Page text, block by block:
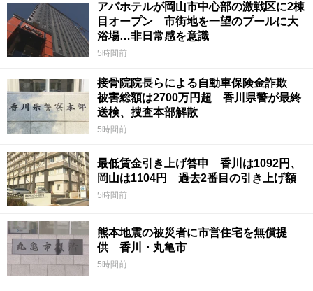
アパホテルが岡山市中心部の激戦区に2棟
目オープン 市街地を一望のプールに大
浴場…非日常感を意識
5時間前
接骨院院長らによる自動車保険金詐欺
被害総額は2700万円超 香川県警が最終
送検、捜査本部解散
5時間前
最低賃金引き上げ答申 香川は1092円、
岡山は1104円 過去2番目の引き上げ額
5時間前
熊本地震の被災者に市営住宅を無償提
供 香川・丸亀市
5時間前